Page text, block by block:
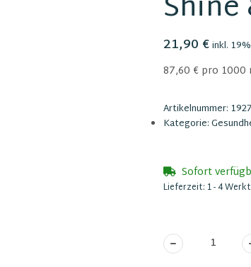
21,90 €inkl.
87,60 € pro 1000
Artikelnummer: 1927
Kategorie:
Sofort
Lieferzeit: 1 - 4